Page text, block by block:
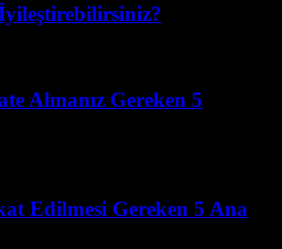
İyileştirebilirsiniz?
Almanız Gereken 5
Edilmesi Gereken 5 Ana